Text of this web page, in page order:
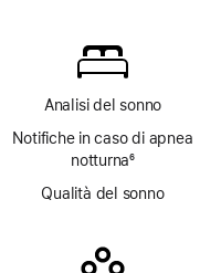
Analisi del sonno
Notifiche in caso di apnea
notturna6
Qualità del sonno